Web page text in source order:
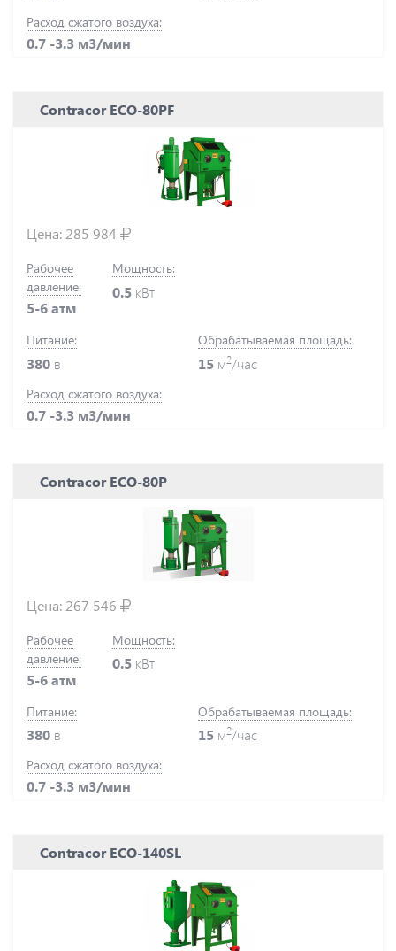
Расход сжатого воздуха:
0.7 -3.3 м3/мин
Contracor ECO-80PF
Цена: 285 984
Рабочее
давление:
5-6 атм
Мощность:
0.5 кВт
Питание:
380 в
Обрабатываемая площадь:
15 м2/час
Расход сжатого воздуха:
0.7 -3.3 м3/мин
Contracor ECO-80P
Цена: 267 546
Рабочее
давление:
5-6 атм
Мощность:
0.5 кВт
Питание:
380 в
Обрабатываемая площадь:
15 м2/час
Расход сжатого воздуха:
0.7 -3.3 м3/мин
Contracor ECO-140SL